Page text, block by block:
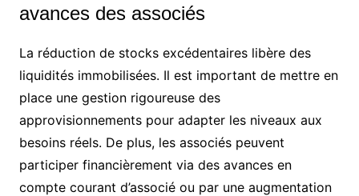
avances des associés
La réduction de stocks excédentaires libère des
liquidités immobilisées. Il est important de mettre en
place une gestion rigoureuse des
approvisionnements pour adapter les niveaux aux
besoins réels. De plus, les associés peuvent
participer financièrement via des avances en
compte courant d’associé ou par une augmentation